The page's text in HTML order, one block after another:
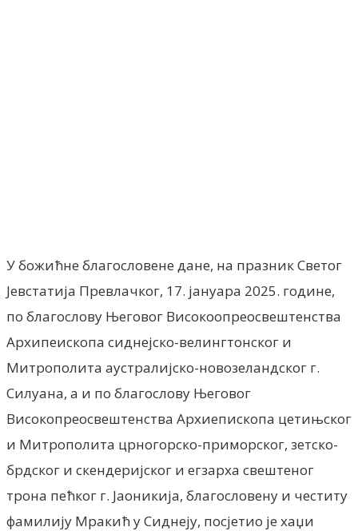
У божићне благословене дане, на празник Светог
Јевстатија Превлачког, 17. јануара 2025. године,
по благослову Његовог Високоопреосвештенства
Архипеископа сиднејско-велингтонског и
Митрополита аустралијско-новозеландског г.
Силуана, а и по благослову Његовог
Високопреосвештенства Архиепископа цетињског
и Митрополита црногорско-приморског, зетско-
брдског и скендеријског и егзарха свештеног
трона пећког г. Јаоникија, благословену и честиту
фамилију Мракић у Сиднеју, посјетио је хаџи